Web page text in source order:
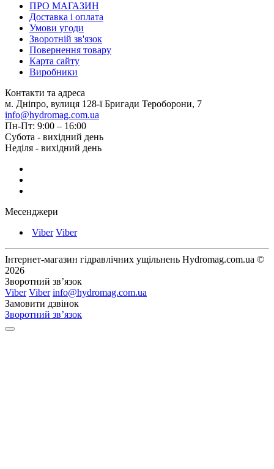
ПРО МАГАЗИН
Доставка і оплата
Умови угоди
Зворотній зв'язок
Повернення товару
Карта сайту
Виробники
Контакти та адреса
м. Дніпро, вулиця 128-ї Бригади Тероборони, 7
info@hydromag.com.ua
Пн-Пт: 9:00 – 16:00
Субота - вихідний день
Неділя - вихідний день
Месенджери
Viber Viber
Інтернет-магазин гідравлічних ущільнень Hydromag.com.ua ©
2026
Зворотний зв’язок
Viber Viber info@hydromag.com.ua
Замовити дзвінок
Зворотний зв’язок